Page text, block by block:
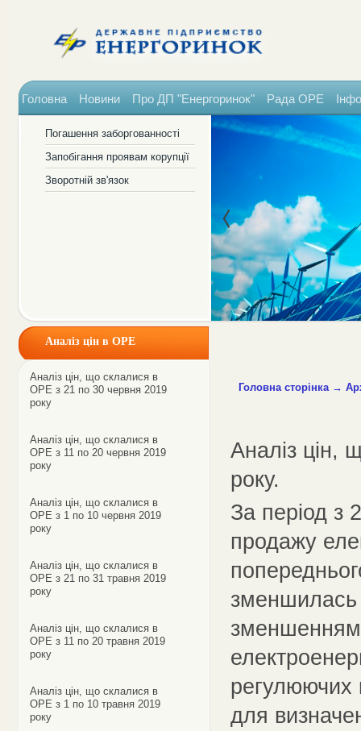
Головна Новини Про ДП "Енергоринок" Рада ОРЕ
Погашення заборгованності
Запобігання проявам корупції
Зворотній зв'язок
Аналіз цін в ОРЕ
Аналіз цін, що склалися в
ОРЕ з 21 по 30 червня 2019
року
Аналіз цін, що склалися в
ОРЕ з 11 по 20 червня 2019
року
Аналіз цін, що склалися в
ОРЕ з 1 по 10 червня 2019
року
Аналіз цін, що склалися в
ОРЕ з 21 по 31 травня 2019
року
Аналіз цін, що склалися в
ОРЕ з 11 по 20 травня 2019
року
Аналіз цін, що склалися в
ОРЕ з 1 по 10 травня 2019
року
Головна сторінка→
Аналіз цін,
року.
За період з
продажу
зменшенням
регулюючих
для